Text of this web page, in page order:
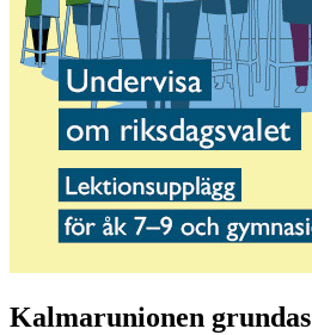
Kalmarunionen grundas